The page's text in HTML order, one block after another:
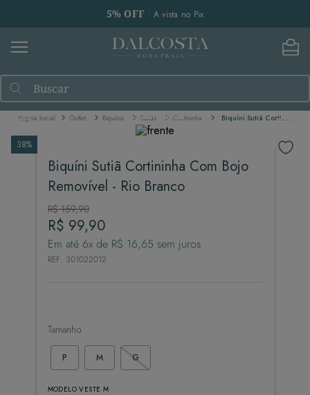
5% OFF • A vista no Pix
Buscar
Outlet Biquínis Sutiãs Cortininha Biquíni Sutiã Cortininha Com Bojo Removível - Rio Branco
38%
Biquíni Sutiã Cortininha Com Bojo
Removível - Rio Branco
R$ 159,90
R$ 99,90
Em até 6x de R$ 16,65 sem juros
REF: 301022012
Tamanho
P M G
MODELO VESTE M